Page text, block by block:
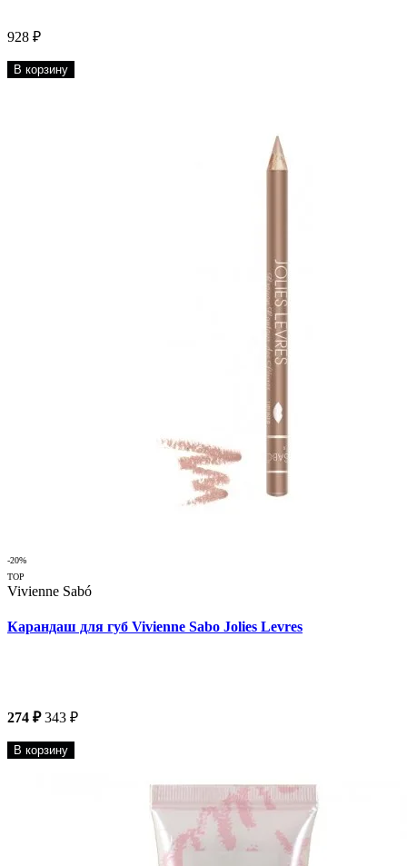
928 ₽
В корзину
-20%
TOP
Vivienne Sabó
Карандаш для губ Vivienne Sabo Jolies Levres
274 ₽ 343 ₽
В корзину